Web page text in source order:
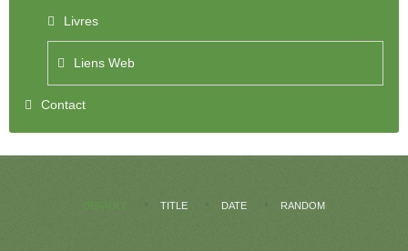
Livres
Liens Web
Contact
TITLE DATE RANDOM